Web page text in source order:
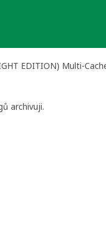
EDITION) Multi-
archivuji.